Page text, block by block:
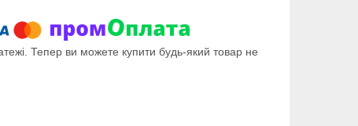
Тепер ви можете купити будь-який товар не